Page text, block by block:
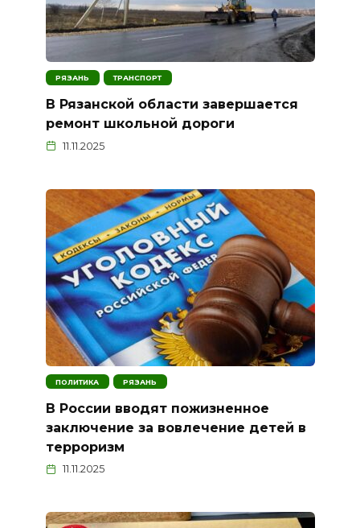
РЯЗАНЬ ТРАНСПОРТ
В Рязанской области завершается
ремонт школьной дороги
11.11.2025
ПОЛИТИКА РЯЗАНЬ
В России вводят пожизненное
заключение за вовлечение детей в
терроризм
11.11.2025